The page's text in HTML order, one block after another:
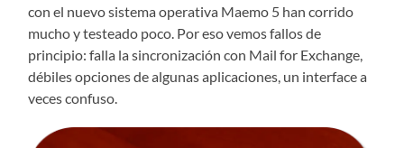
con el nuevo sistema operativa Maemo 5 han corrido
mucho y testeado poco. Por eso vemos fallos de
principio: falla la sincronización con Mail for Exchange,
débiles opciones de algunas aplicaciones, un interface a
veces confuso.